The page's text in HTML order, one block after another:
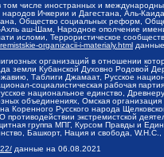
числе иностранных и
Ичкерии и Дагестана, Аль-
Общество социальных реформ,
Ахль аш-Шам, Народное ополчение
исломи, Террористическое
organizacii-i-materialy.html
организаций в отношении
земли Кубанской Духовно Родовой
Таблиги Джамаат, Русское
социалистическая рабочая
национальное единство,
объединениях, Омская
Коренного Русского народа
противодействии экстремистской
группа МПГ, Курсом Правды и
Башкорт, Нация и свобода,
данные на 06.08.2021